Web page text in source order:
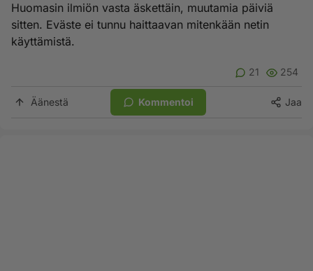
Huomasin ilmiön vasta äskettäin, muutamia päiviä
sitten. Eväste ei tunnu haittaavan mitenkään netin
käyttämistä.
21 254
Äänestä Kommentoi Jaa